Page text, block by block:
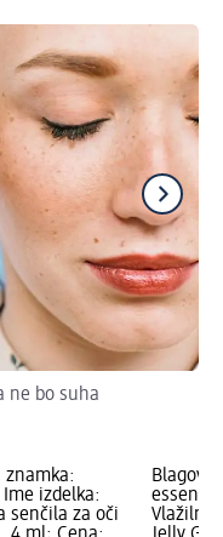
ne bo suha
znamka:
izdelka:
senčila za oči
Vlažilni